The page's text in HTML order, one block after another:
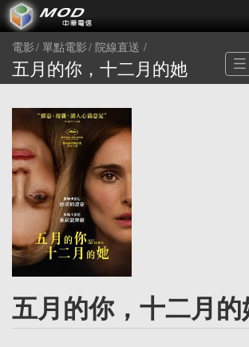
電影 單點電影 院線直送
五月的你，十二月的她
五月的你，十二月的